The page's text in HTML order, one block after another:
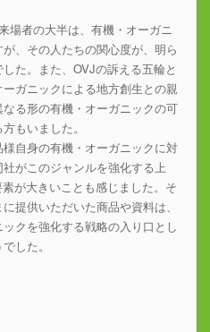
場者の大半は、有機・オーガニ
、その人たちの関心度が、明ら
た。また、OVJの訴える五輪と
ガニックによる地方創生との親
る形の有機・オーガニックの可
もいました。
自身の有機・オーガニックに対
がこのジャンルを強化する上
が大きいことも感じました。そ
提供いただいた商品や資料は、
クを強化する戦略の入り口とし
した。